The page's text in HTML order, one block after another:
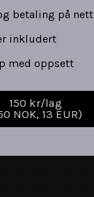
betaling på nett
inkludert
med oppsett
150 kr/lag
NOK, 13 EUR)